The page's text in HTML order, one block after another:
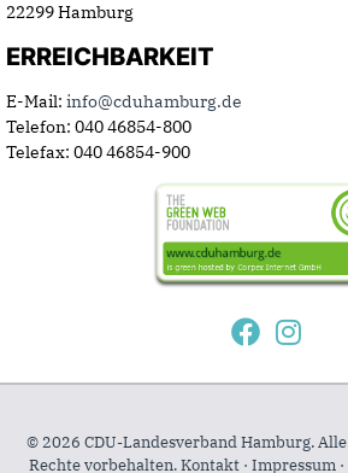
22299 Hamburg
ERREICHBARKEIT
E-Mail: info@cduhamburg.de
Telefon: 040 46854-800
Telefax: 040 46854-900
© 2026 CDU-Landesverband Hamburg. Alle
Rechte vorbehalten.Kontakt · Impressum ·